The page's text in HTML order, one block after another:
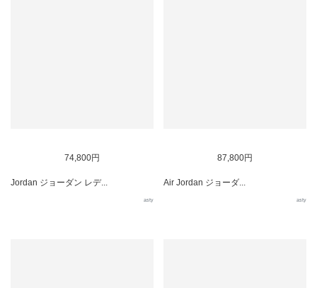
74,800円
Jordan ジョーダン レデ...
asty
87,800円
Air Jordan ジョーダ...
asty